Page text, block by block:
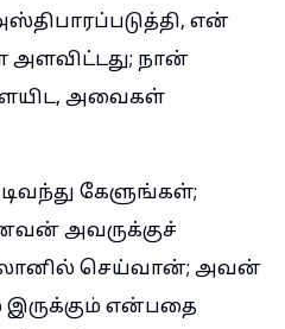
என்
நான்
அவைகள்
கேளுங்கள்;
அவருக்குச்
செய்வான்; அவன்
இருக்கும் என்பதை